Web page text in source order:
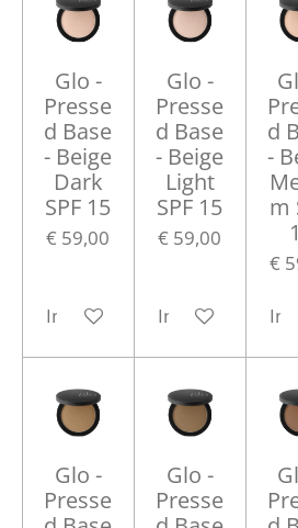
Glo -
Presse
d Base
- Beige
Dark
SPF 15
€ 59,00
In winkelwagen
Glo -
Presse
d Base
- Beige
Light
SPF 15
€ 59,00
In winkelwagen
d
-
m
€
In
Glo -
Presse
Glo -
Presse